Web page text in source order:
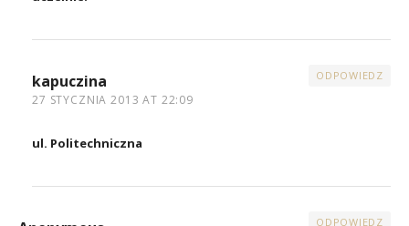
kapuczina
27 STYCZNIA 2013 AT 22:09
ODPOWIEDZ
ul. Politechniczna
ODPOWIEDZ